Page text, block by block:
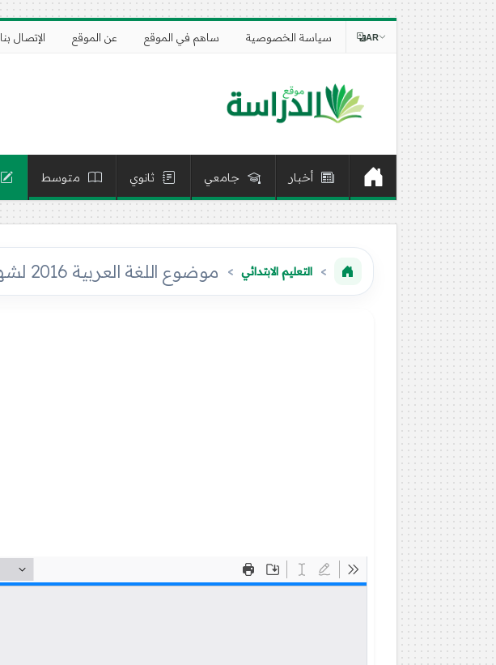
سياسة الخصوصية ساهم في الموقع عن الموقع الإتصال بنا AR
أخبار جامعي ثانوي متوسط
التعليم الابتدائي موضوع اللغة العربية 2016 لشهادة التعليم الابتدائي